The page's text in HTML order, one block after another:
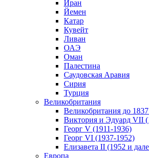
Иран
Йемен
Катар
Кувейт
Ливан
ОАЭ
Оман
Палестина
Саудовская Аравия
Сирия
Турция
Великобритания
Великобритания до 1837
Виктория и Эдуард VII
Георг V (1911-1936)
Георг VI (1937-1952)
Елизавета II (1952 и
Европа